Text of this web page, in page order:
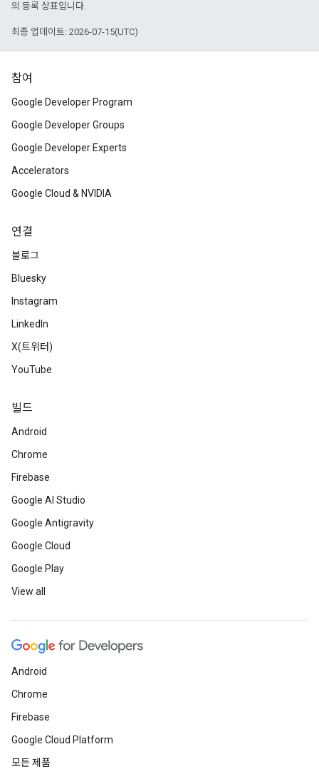
의 등록 상표입니다.
최종 업데이트: 2026-07-15(UTC)
참여
Google Developer Program
Google Developer Groups
Google Developer Experts
Accelerators
Google Cloud & NVIDIA
연결
블로그
Bluesky
Instagram
LinkedIn
X(트위터)
YouTube
빌드
Android
Chrome
Firebase
Google AI Studio
Google Antigravity
Google Cloud
Google Play
View all
Android
Chrome
Firebase
Google Cloud Platform
모든 제품